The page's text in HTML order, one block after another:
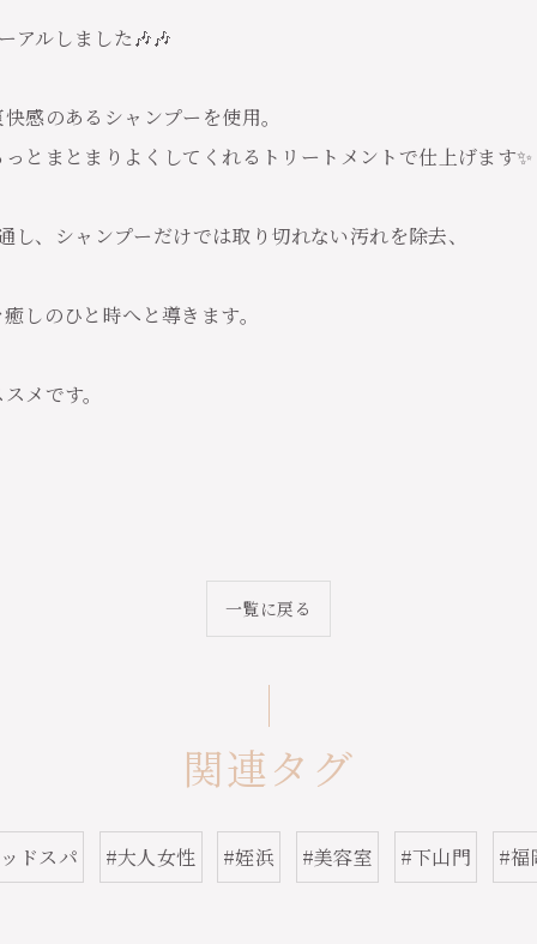
アルしました🎶🎶
感のあるシャンプーを使用。
とまとまりよくしてくれるトリートメントで仕上げます✨
、シャンプーだけでは取り切れない汚れを除去、
しのひと時へと導きます。
メです。
一覧に戻る
関連タグ
ドスパ #大人女性 #姪浜 #美容室 #下山門 #福
ご予約はこちら